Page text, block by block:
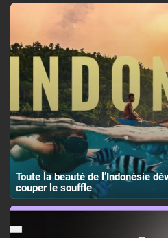
Toute la beauté de l’Indonésie
couper le souffle